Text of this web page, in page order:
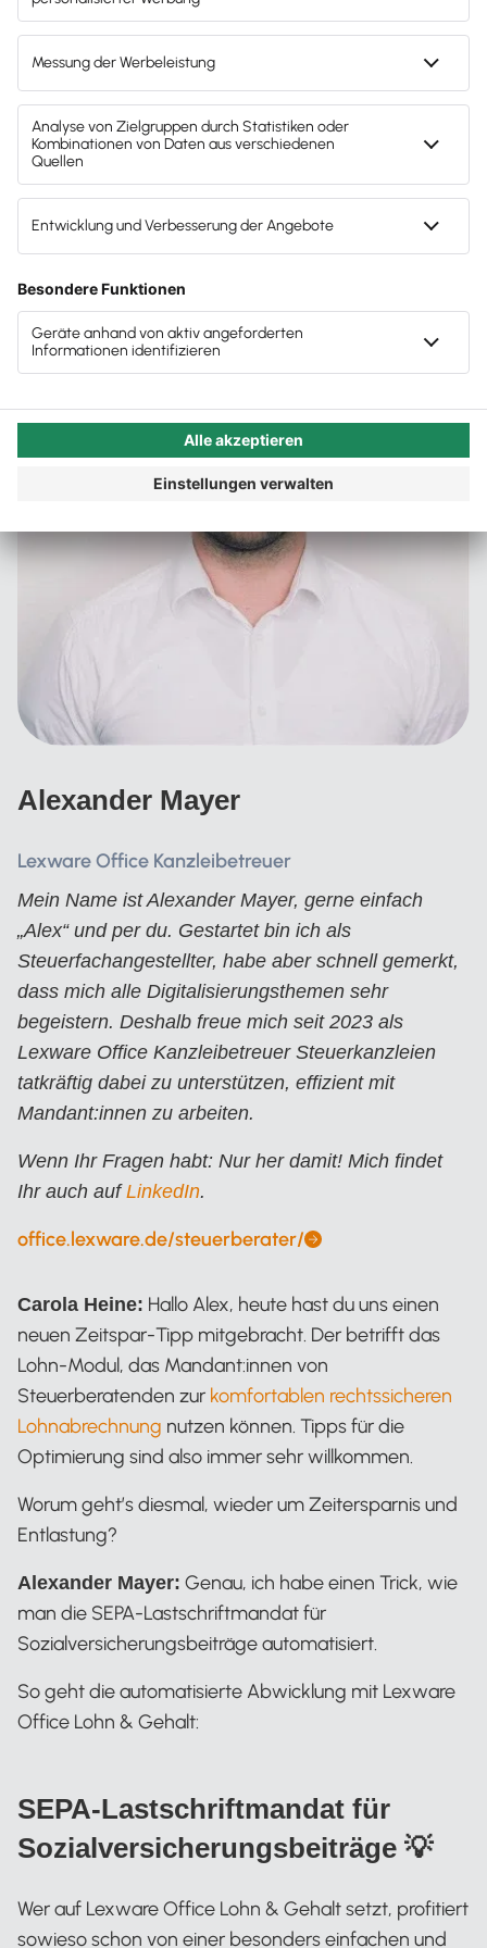
Digitale Selbstbucher:innen und technische
Erweiterungsmöglichkeiten für viele sinnvolle
Funktionen entlasten Ihr Kanzlei-Team und viele
Tipps und Tricks können Ihre Arbeitsweise
optimieren, aber auch die Ihrer Mandant:innen.
Autor:in:Carola Heine
Veröffentlicht:16.09.2024
Kategorie:
Alexander Mayer
Alexander Mayer
Lexware Office Kanzleibetreuer
Mein Name ist Alexander Mayer, gerne einfach
„Alex“ und per du. Gestartet bin ich als
Steuerfachangestellter, habe aber schnell gemerkt,
dass mich alle Digitalisierungsthemen sehr
begeistern. Deshalb freue mich seit 2023 als
Lexware Office Kanzleibetreuer Steuerkanzleien
tatkräftig dabei zu unterstützen, effizient mit
Mandant:innen zu arbeiten.
Wenn Ihr Fragen habt: Nur her damit! Mich findet
Ihr auch aufLinkedIn.
office.lexware.de/steuerberater/
Carola Heine: Hallo Alex, heute hast du uns einen
neuen Zeitspar-Tipp mitgebracht. Der betrifft das
Lohn-Modul, das Mandant:innen von
Steuerberatenden zur komfortablen rechtssicheren
Lohnabrechnung nutzen können. Tipps für die
Optimierung sind also immer sehr willkommen.
Worum geht’s diesmal, wieder um Zeitersparnis und
Entlastung?
Alexander Mayer: Genau, ich habe einen Trick, wie
man die SEPA-Lastschriftmandat für
Sozialversicherungsbeiträge automatisiert.
So geht die automatisierte Abwicklung mit Lexware
Office Lohn & Gehalt:
SEPA-Lastschriftmandat für
Sozialversicherungsbeiträge 💡
Wer auf Lexware Office Lohn & Gehalt setzt, profitiert
sowieso schon von einer besonders einfachen und